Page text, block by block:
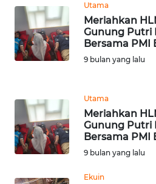
Utama
Meriahkan
Gunung Putri
Bersama PMI
9 bulan yang lalu
Utama
Meriahkan
Gunung Putri
Bersama PMI
9 bulan yang lalu
Ekuin
JABAR
WN
BANTEN
NTT
WN
KEPRI
WN